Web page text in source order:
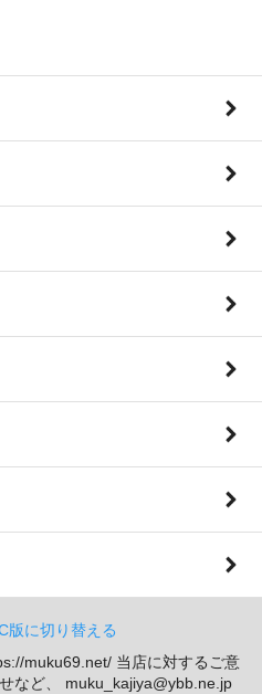
版に切り替える
muku69.net/ 当店に対するご意
など、 muku_kajiya@ybb.ne.jp